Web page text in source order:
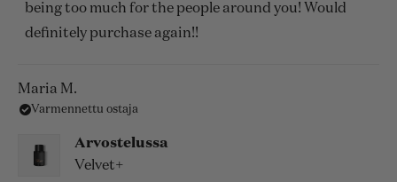
being too much for the people around you! Would
definitely purchase again!!
Maria M.
Varmennettu ostaja
Arvostelussa
Velvet+